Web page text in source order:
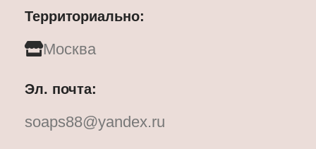
Территориально:
Москва
Эл. почта:
soaps88@yandex.ru